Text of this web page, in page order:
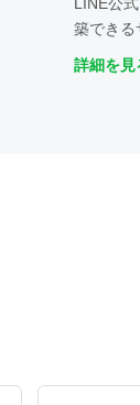
築できる
詳細を見